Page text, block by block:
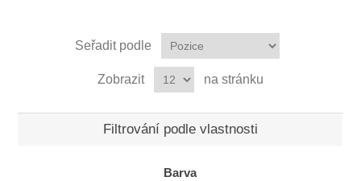
Seřadit podle
Zobrazit na stránku
Filtrování podle vlastnosti
Barva